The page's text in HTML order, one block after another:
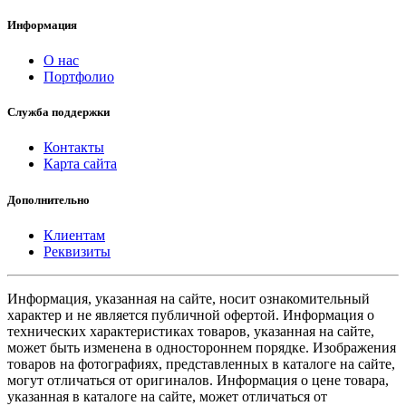
Информация
О нас
Портфолио
Служба поддержки
Контакты
Карта сайта
Дополнительно
Клиентам
Реквизиты
Информация, указанная на сайте, носит ознакомительный
характер и не является публичной офертой. Информация о
технических характеристиках товаров, указанная на сайте,
может быть изменена в одностороннем порядке. Изображения
товаров на фотографиях, представленных в каталоге на сайте,
могут отличаться от оригиналов. Информация о цене товара,
указанная в каталоге на сайте, может отличаться от